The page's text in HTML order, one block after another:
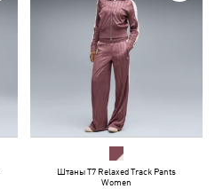
Штаны T7 Relaxed Track Pants
Women